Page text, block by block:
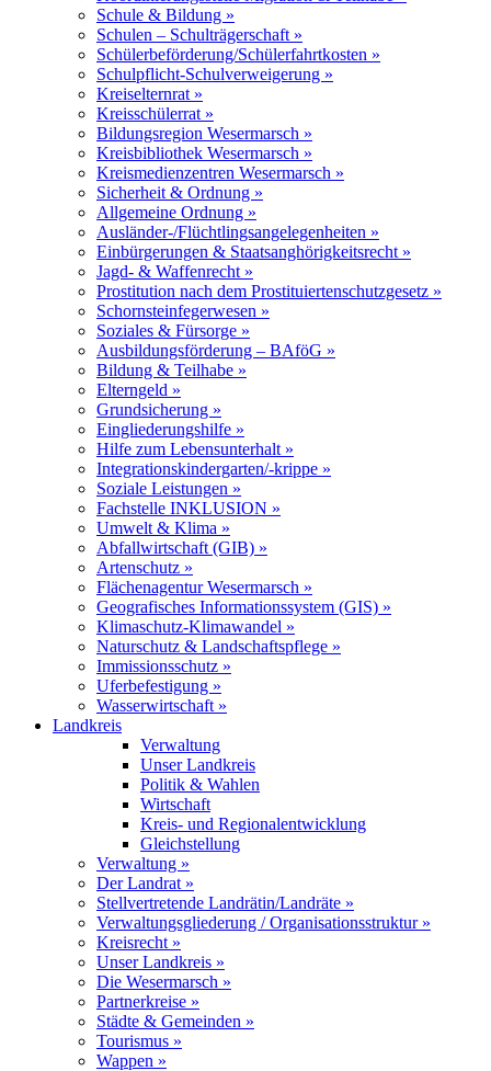
Schule & Bildung »
Schulen – Schulträgerschaft »
Schülerbeförderung/Schülerfahrtkosten »
Schulpflicht-Schulverweigerung »
Kreiselternrat »
Kreisschülerrat »
Bildungsregion Wesermarsch »
Kreisbibliothek Wesermarsch »
Kreismedienzentren Wesermarsch »
Sicherheit & Ordnung »
Allgemeine Ordnung »
Ausländer-/Flüchtlingsangelegenheiten »
Einbürgerungen & Staatsanghörigkeitsrecht »
Jagd- & Waffenrecht »
Prostitution nach dem Prostituiertenschutzgesetz »
Schornsteinfegerwesen »
Soziales & Fürsorge »
Ausbildungsförderung – BAföG »
Bildung & Teilhabe »
Elterngeld »
Grundsicherung »
Eingliederungshilfe »
Hilfe zum Lebensunterhalt »
Integrationskindergarten/-krippe »
Soziale Leistungen »
Fachstelle INKLUSION »
Umwelt & Klima »
Abfallwirtschaft (GIB) »
Artenschutz »
Flächenagentur Wesermarsch »
Geografisches Informationssystem (GIS) »
Klimaschutz-Klimawandel »
Naturschutz & Landschaftspflege »
Immissionsschutz »
Uferbefestigung »
Wasserwirtschaft »
Landkreis
Verwaltung
Unser Landkreis
Politik & Wahlen
Wirtschaft
Kreis- und Regionalentwicklung
Gleichstellung
Verwaltung »
Der Landrat »
Stellvertretende Landrätin/Landräte »
Verwaltungsgliederung / Organisationsstruktur »
Kreisrecht »
Unser Landkreis »
Die Wesermarsch »
Partnerkreise »
Städte & Gemeinden »
Tourismus »
Wappen »